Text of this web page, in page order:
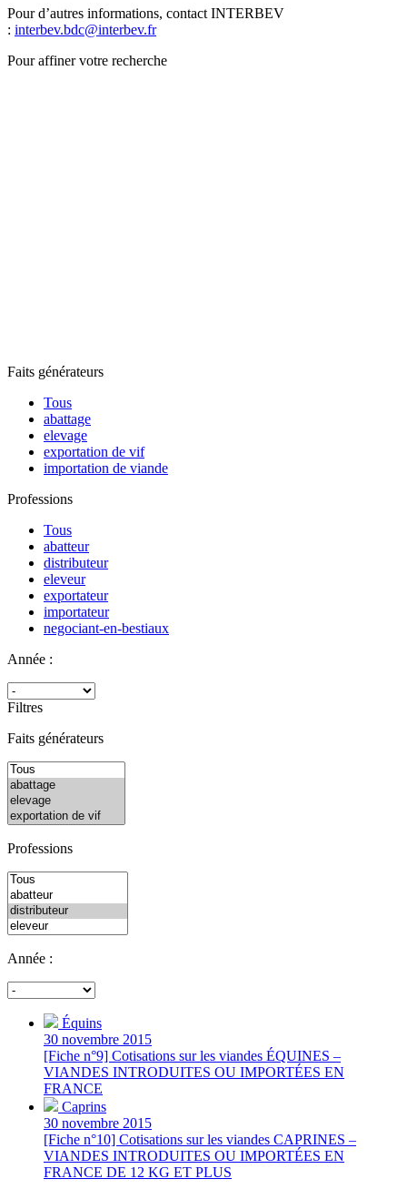
Pour d’autres informations, contact INTERBEV
: interbev.bdc@interbev.fr
Pour affiner votre recherche
Faits générateurs
Tous
abattage
elevage
exportation de vif
importation de viande
Professions
Tous
abatteur
distributeur
eleveur
exportateur
importateur
negociant-en-bestiaux
Année :
Filtres
Faits générateurs
Professions
Année :
Équins
30 novembre 2015
[Fiche n°9] Cotisations sur les viandes ÉQUINES –
VIANDES INTRODUITES OU IMPORTÉES EN
FRANCE
Caprins
30 novembre 2015
[Fiche n°10] Cotisations sur les viandes CAPRINES –
VIANDES INTRODUITES OU IMPORTÉES EN
FRANCE DE 12 KG ET PLUS